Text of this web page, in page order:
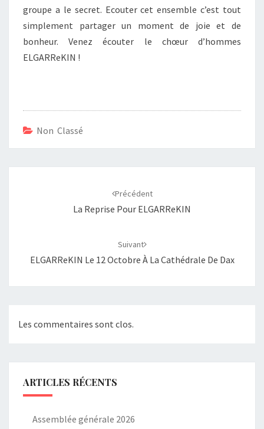
groupe a le secret. Ecouter cet ensemble c’est tout
simplement partager un moment de joie et de
bonheur. Venez écouter le chœur d’hommes
ELGARReKIN !
Non Classé
Précédent
La Reprise Pour ELGARReKIN
Suivant
ELGARReKIN Le 12 Octobre À La Cathédrale De Dax
Les commentaires sont clos.
ARTICLES RÉCENTS
Assemblée générale 2026